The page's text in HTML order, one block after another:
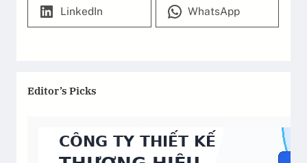
LinkedIn WhatsApp
Editor’s Picks